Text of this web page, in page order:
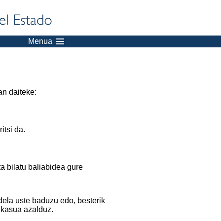
Menua
daiteke:
da.
bilatu baliabidea gure
uste baduzu edo, besterik
azalduz.